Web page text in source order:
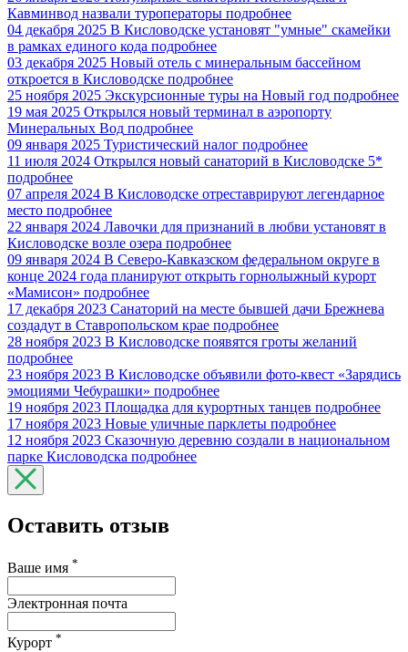
Кавминвод назвали туроператоры подробнее
04 декабря 2025 В Кисловодске установят "умные" скамейки
в рамках единого кода подробнее
03 декабря 2025 Новый отель с минеральным бассейном
откроется в Кисловодске подробнее
25 ноября 2025 Экскурсионные туры на Новый год подробнее
19 мая 2025 Открылся новый терминал в аэропорту
Минеральных Вод подробнее
09 января 2025 Туристический налог подробнее
11 июля 2024 Открылся новый санаторий в Кисловодске 5*
подробнее
07 апреля 2024 В Кисловодске отреставрируют легендарное
место подробнее
22 января 2024 Лавочки для признаний в любви установят в
Кисловодске возле озера подробнее
09 января 2024 В Северо-Кавказском федеральном округе в
конце 2024 года планируют открыть горнолыжный курорт
«Мамисон» подробнее
17 декабря 2023 Санаторий на месте бывшей дачи Брежнева
создадут в Ставропольском крае подробнее
28 ноября 2023 В Кисловодске появятся гроты желаний
подробнее
23 ноября 2023 В Кисловодске объявили фото-квест «Зарядись
эмоциями Чебурашки» подробнее
19 ноября 2023 Площадка для курортных танцев подробнее
17 ноября 2023 Новые уличные парклеты подробнее
12 ноября 2023 Сказочную деревню создали в национальном
парке Кисловодска подробнее
Оставить отзыв
Ваше имя *
Электронная почта
Курорт *